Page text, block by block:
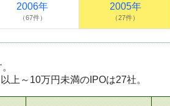
2006年
（67件）
2005年
（27件）
上～10万円未満のIPOは27社。